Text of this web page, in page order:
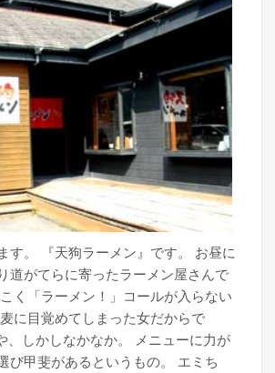
す。 『天狗ラーメン』です。 お昼に
道がてらに寄ったラーメン屋さんで
く「ラーメン！」コールが入らない
に目覚めてしまった女だからで
、しかしなかなか。 メニューに力が
び甲斐があるというもの。 エミち